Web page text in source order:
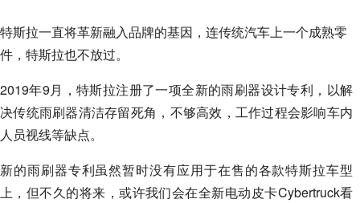
特斯拉一直将革新融入品牌的基因，连传统汽车上一个成熟零
件，特斯拉也不放过。
2019年9月，特斯拉注册了一项全新的雨刷器设计专利，以解
决传统雨刷器清洁存留死角，不够高效，工作过程会影响车内
人员视线等缺点。
新的雨刷器专利虽然暂时没有应用于在售的各款特斯拉车型
上，但不久的将来，或许我们会在全新电动皮卡Cybertruck看